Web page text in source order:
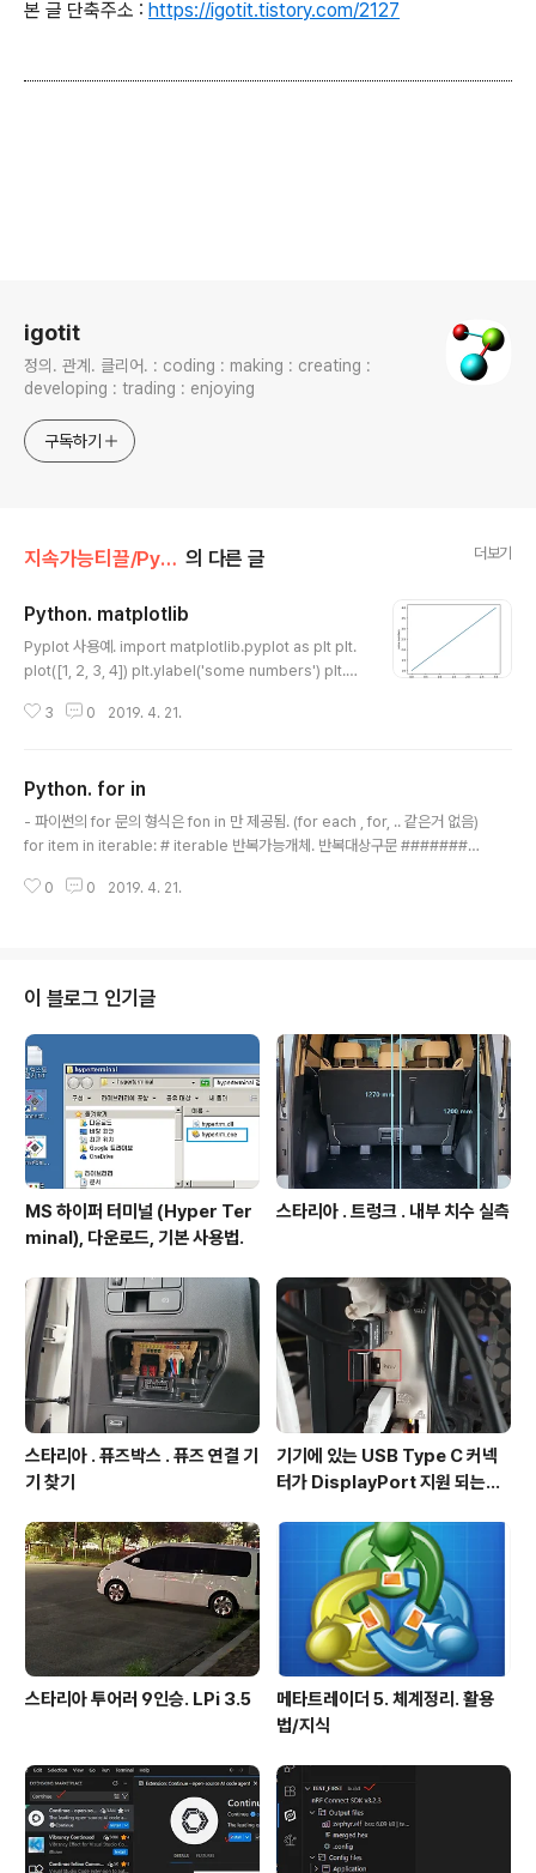
본 글 단축주소 : https://igotit.tistory.com/2127
igotit
정의. 관계. 클리어. : coding : making : creating :
developing : trading : enjoying
구독하기
지속가능티끌/Python 의 다른 글 더보기
Python. matplotlib
Pyplot 사용예. import matplotlib.pyplot as plt plt.
plot([1, 2, 3, 4]) plt.ylabel('some numbers') plt.sh
b.org/tutorials/introductory/pyplot.html Pyplot t
rary location, and the xlabel(), ylabel() and title()
are used to add text in the indicated locations (s
ee Text..
3 0 2019. 4. 21.
Python. for in
- 파이썬의 for 문의 형식은 fon in 만 제공됨. (for each , for, .. 같은거 없음)
for item in iterable: # iterable 반복가능개체. 반복대상구문 ########
4 5 6 ############## for i in range(0,3): #0부터 3개의미 즉, 0,1,2
0 0 2019. 4. 21.
이 블로그 인기글
MS 하이퍼 터미널 (Hyper Ter
minal), 다운로드, 기본 사용법.
스타리아 . 트렁크 . 내부 치수 실측
스타리아 . 퓨즈박스 . 퓨즈 연결 기
기 찾기
기기에 있는 USB Type C 커넥
터가 DisplayPort 지원 되는지
스타리아 투어러 9인승. LPi 3.5
메타트레이더 5. 체계정리. 활용
법/지식